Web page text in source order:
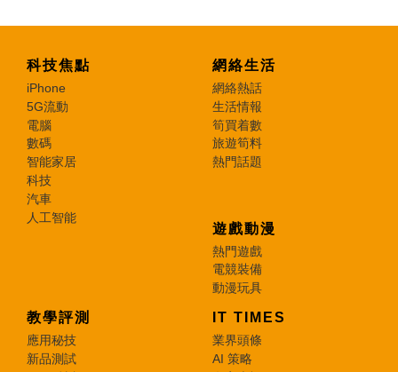
科技焦點
iPhone
5G流動
電腦
數碼
智能家居
科技
汽車
人工智能
網絡生活
網絡熱話
生活情報
筍買着數
旅遊筍料
熱門話題
遊戲動漫
熱門遊戲
電競裝備
動漫玩具
教學評測
應用秘技
新品測試
IT TIMES
業界頭條
AI 策略